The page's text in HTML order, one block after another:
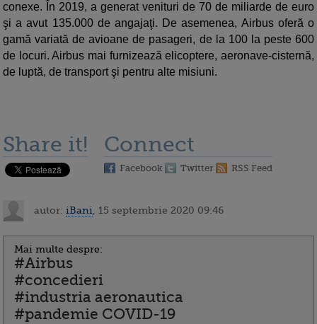
conexe. În 2019, a generat venituri de 70 de miliarde de euro
şi a avut 135.000 de angajaţi. De asemenea, Airbus oferă o
gamă variată de avioane de pasageri, de la 100 la peste 600
de locuri. Airbus mai furnizează elicoptere, aeronave-cisternă,
de luptă, de transport şi pentru alte misiuni.
Share it! Connect
Facebook Twitter RSS Feed
autor: iBani , 15 septembrie 2020 09:46
Mai multe despre:
#Airbus
#concedieri
#industria aeronautica
#pandemie COVID-19